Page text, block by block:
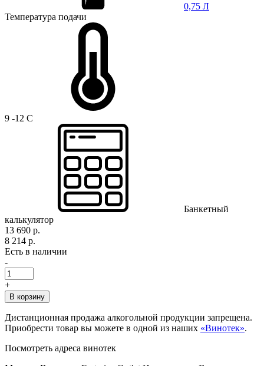
0,75 Л
Температура подачи
9 -12 C
Банкетный
калькулятор
13 690 р.
8 214 р.
Есть в наличии
-
+
В корзину
Дистанционная продажа алкогольной продукции запрещена.
Приобрести товар вы можете в одной из наших «Винотек».
Посмотреть адреса винотек